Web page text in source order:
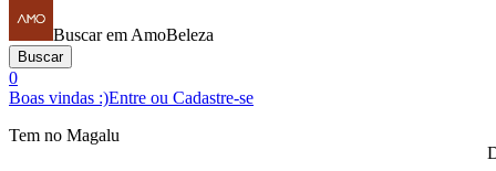
Buscar em AmoBeleza
Buscar
0
Boas vindas :)Entre ou Cadastre-se
Tem no Magalu